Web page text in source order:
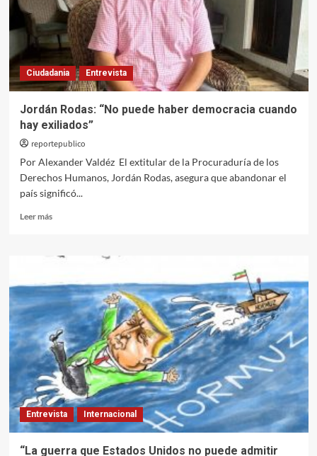
Estados
Unidos
para
reactivar
dominio
mundial?
Ciudadania Entrevista
Jordán Rodas: “No puede haber democracia cuando
hay exiliados”
reportepublico
Por Alexander Valdéz El extitular de la Procuraduría de los
Derechos Humanos, Jordán Rodas, asegura que abandonar el
país significó...
Leer másLeer
Jordán
“No
puede
haber
democracia
cuando
hay
exiliados”
Entrevista Internacional
“La guerra que Estados Unidos no puede admitir